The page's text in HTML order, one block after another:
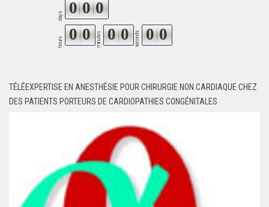
days 0 0 0
hours 0 0 minutes 0 0 seconds 0 0
TÉLÉEXPERTISE EN ANESTHÉSIE POUR CHIRURGIE NON CARDIAQUE CHEZ
DES PATIENTS PORTEURS DE CARDIOPATHIES CONGÉNITALES